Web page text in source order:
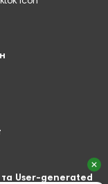
та User-generated